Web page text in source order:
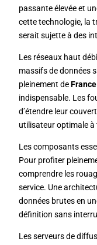
passante élevée et
cette technologie, la
serait sujette à des
Les réseaux haut
massifs de données
pleinement de
indispensable. Les
d’étendre leur
utilisateur optimale
Les composants
Pour profiter
comprendre les
service. Une
données brutes en
définition sans
Les serveurs de